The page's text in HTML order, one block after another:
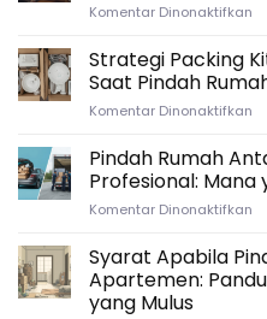
Komentar Dinonaktifkan
Strategi Packing
Saat Pindah
Komentar Dinonaktifkan
Pindah Rumah
Profesional: Mana
Komentar Dinonaktifkan
Syarat Apabila
Apartemen:
yang Mulus